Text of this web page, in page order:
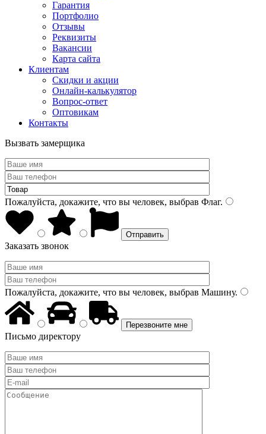
Гарантия
Портфолио
Отзывы
Реквизиты
Вакансии
Карта сайта
Клиентам
Скидки и акции
Онлайн-калькулятор
Вопрос-ответ
Оптовикам
Контакты
Вызвать замерщика
Пожалуйста, докажите, что вы человек, выбрав Флаг.
Заказать звонок
Пожалуйста, докажите, что вы человек, выбрав Машину.
Письмо директору